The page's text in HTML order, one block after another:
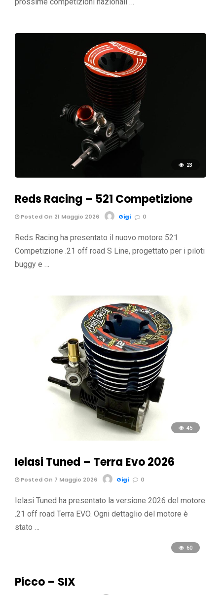
23
Reds Racing – 521 Competizione
Posted On 21 Maggio 2026 Gigi 0
Reds Racing ha presentato il nuovo motore 521
Competizione .21 off road S Line, progettato per i piloti
buggy e …
45
Ielasi Tuned – Terra Evo 2026
Posted On 7 Maggio 2026 Gigi 0
Ielasi Tuned ha presentato la versione 2026 del motore
.21 off road Terra EVO. Ogni dettaglio del motore è
stato …
60
Picco – SIX